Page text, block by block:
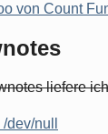
von Count
liefere
dev/null